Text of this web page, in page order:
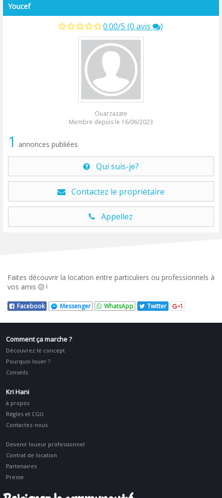
Youcef
0.00/5 (0 avis )
Ouarzazate
Membre depuis le 16/06/2023
1 annonces publiées
Qui suis-je?
Contactez le propriétaire
Appellez
Faites découvrir la location entre particuliers ou professionnels à
vos amis
!
Facebook Messenger WhatsApp Twitter 1
Comment ça marche ?
Découvrez le concept
Pourquoi louer ?
Conseils
Kri Hani
à propos
Régles et CGU
Contactez-nous
Devenir loueur professionnel
Contrat de location
Partenaires
Presse